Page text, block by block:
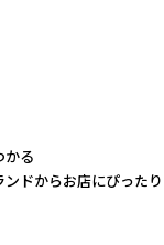
かる
ンドからお店にぴった